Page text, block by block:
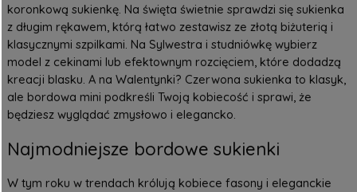
koronkową sukienkę. Na święta świetnie sprawdzi się sukienka
z długim rękawem, którą łatwo zestawisz ze złotą biżuterią i
klasycznymi szpilkami. Na Sylwestra i studniówkę wybierz
model z cekinami lub efektownym rozcięciem, które dodadzą
kreacji blasku. A na Walentynki? Czerwona sukienka to klasyk,
ale bordowa mini podkreśli Twoją kobiecość i sprawi, że
będziesz wyglądać zmysłowo i elegancko.
Najmodniejsze bordowe sukienki
W tym roku w trendach królują kobiece fasony i eleganckie